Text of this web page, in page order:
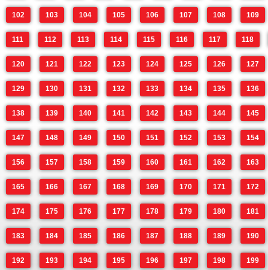
102 103 104 105 106 107 108 109
111 112 113 114 115 116 117 118
120 121 122 123 124 125 126 127
129 130 131 132 133 134 135 136
138 139 140 141 142 143 144 145
147 148 149 150 151 152 153 154
156 157 158 159 160 161 162 163
165 166 167 168 169 170 171 172
174 175 176 177 178 179 180 181
183 184 185 186 187 188 189 190
192 193 194 195 196 197 198 199